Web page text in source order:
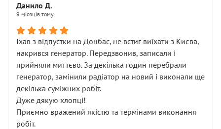
Данило Д.
9 місяців тому
Їхав з відпустки на Донбас, не встиг виїхати з Києва,
накрився генератор. Передзвонив, записали і
прийняли миттєво. За декілька годин перебрали
генератор, замінили радіатор на новий і виконали ще
декілька суміжних робіт.
Дуже дякую хлопці!
Приємно вражений якістю та термінами виконання
робіт.